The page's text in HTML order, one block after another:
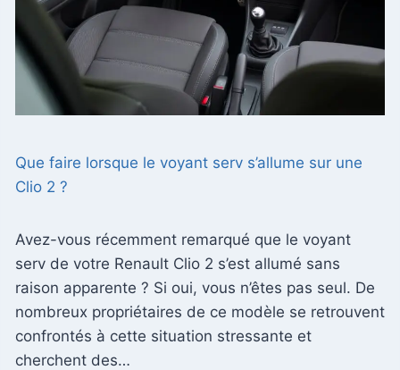
Que faire lorsque le voyant serv s’allume sur une
Clio 2 ?
Avez-vous récemment remarqué que le voyant
serv de votre Renault Clio 2 s’est allumé sans
raison apparente ? Si oui, vous n’êtes pas seul. De
nombreux propriétaires de ce modèle se retrouvent
confrontés à cette situation stressante et
cherchent des…